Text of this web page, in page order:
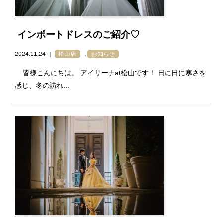
インポートドレスのご紹介♡
2024.11.24 ｜ 松山店 お知らせ
皆様こんにちは。 アイリーナat松山です！ 日に日に寒さを
感じ、冬の訪れ...